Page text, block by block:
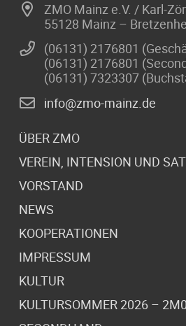
ZMO Mainz e.V. / Karl-
55128 Mainz –
(06131) 2176801
(06131) 2176801
(06131) 7323307
info@zmo-mainz.de
ÜBER ZMO
VEREIN, INTENSION UND
VORSTAND
NEWS
KOOPERATIONEN
IMPRESSUM
KULTUR
KULTURSOMMER 2026 – 2M0